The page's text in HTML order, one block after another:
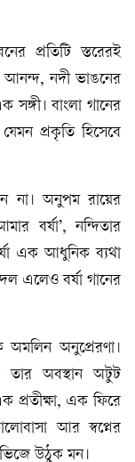
প্রতিটি স্তরেরই
আনন্দ, নদী ভাঙনের
বাংলা গানের
প্রকৃতি হিসেবে
না। অনুপম রায়ের
বর্ষা’, নন্দিতার
এক আধুনিক ব্যথা
এলেও বর্ষা গানের
অমলিন অনুপ্রেরণা।
তার অবস্থান অটুট
প্রতীক্ষা, এক ফিরে
আর স্বপ্নের
উঠুক মন।